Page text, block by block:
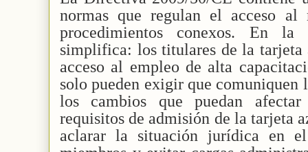
normas que regulan el acceso
procedimientos conexos. En la
simplifica: los titulares de la
acceso al empleo de alta
solo pueden exigir que comuniquen
los cambios que puedan
requisitos de admisión de la tarjeta
aclarar la situación jurídica en